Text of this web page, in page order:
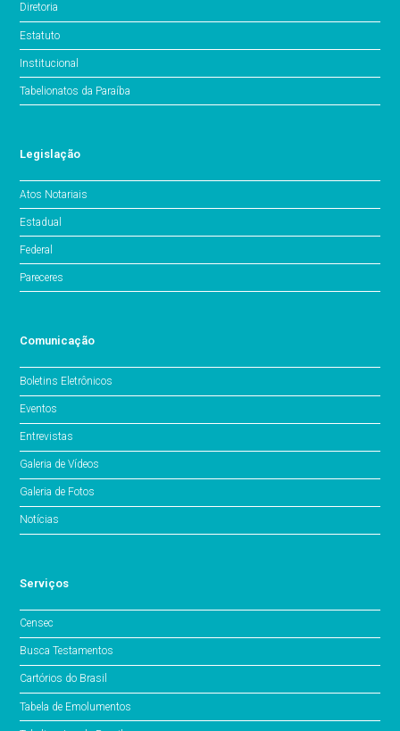
Diretoria
Estatuto
Institucional
Tabelionatos da Paraíba
Legislação
Atos Notariais
Estadual
Federal
Pareceres
Comunicação
Boletins Eletrônicos
Eventos
Entrevistas
Galeria de Vídeos
Galeria de Fotos
Notícias
Serviços
Censec
Busca Testamentos
Cartórios do Brasil
Tabela de Emolumentos